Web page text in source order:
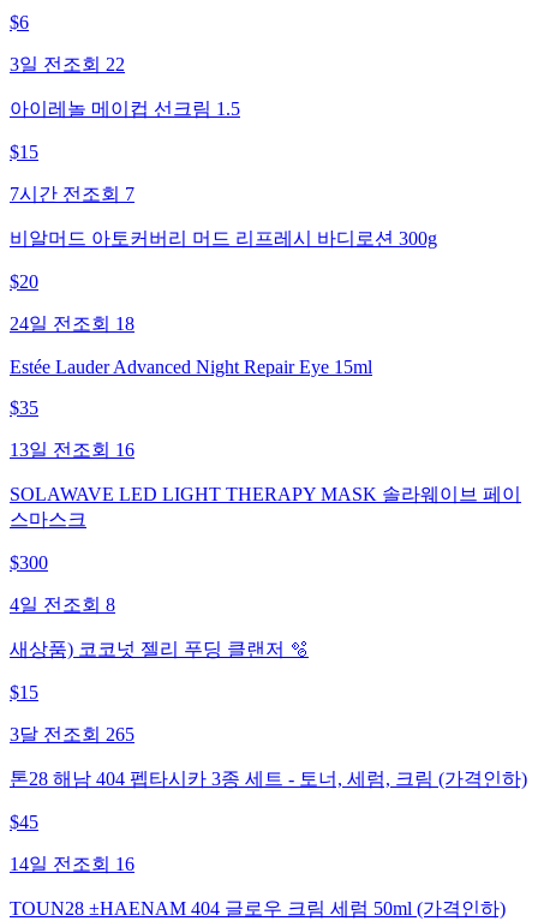
$6
3일 전 조회 22
아이레놀 메이컵 선크림 1.5
$15
7시간 전 조회 7
비알머드 아토커버리 머드 리프레시 바디로션 300g
$20
24일 전 조회 18
Estée Lauder Advanced Night Repair Eye 15ml
$35
13일 전 조회 16
SOLAWAVE LED LIGHT THERAPY MASK 솔라웨이브 페이
스마스크
$300
4일 전 조회 8
새상품) 코코넛 젤리 푸딩 클랜저 🫧
$15
3달 전 조회 265
톤28 해남 404 펩타시카 3종 세트 - 토너, 세럼, 크림 (가격인하)
$45
14일 전 조회 16
TOUN28 ±HAENAM 404 글로우 크림 세럼 50ml (가격인하)